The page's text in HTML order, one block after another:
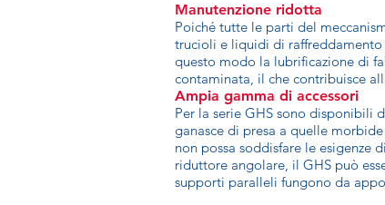
Manutenzione ridotta
Poiché tutte le parti del
trucioli e liquidi di
questo modo la lubrificazione di
contaminata, il che contribuisce
Ampia gamma di accessori
Per la serie GHS sono disponibili
ganasce di presa a quelle
non possa soddisfare le esigenze
riduttore angolare, il GHS può
supporti paralleli fungono da